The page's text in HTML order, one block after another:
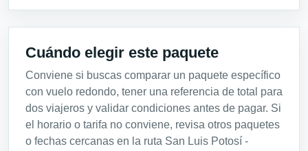
Cuándo elegir este paquete
Conviene si buscas comparar un paquete específico
con vuelo redondo, tener una referencia de total para
dos viajeros y validar condiciones antes de pagar. Si
el horario o tarifa no conviene, revisa otros paquetes
o fechas cercanas en la ruta San Luis Potosí -